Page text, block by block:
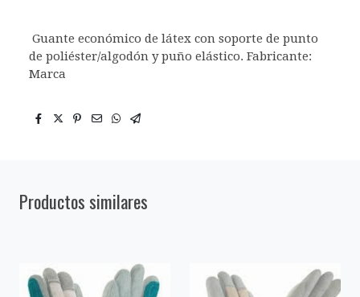
Guante económico de látex con soporte de punto
de poliéster/algodón y puño elástico. Fabricante:
Marca
Productos similares